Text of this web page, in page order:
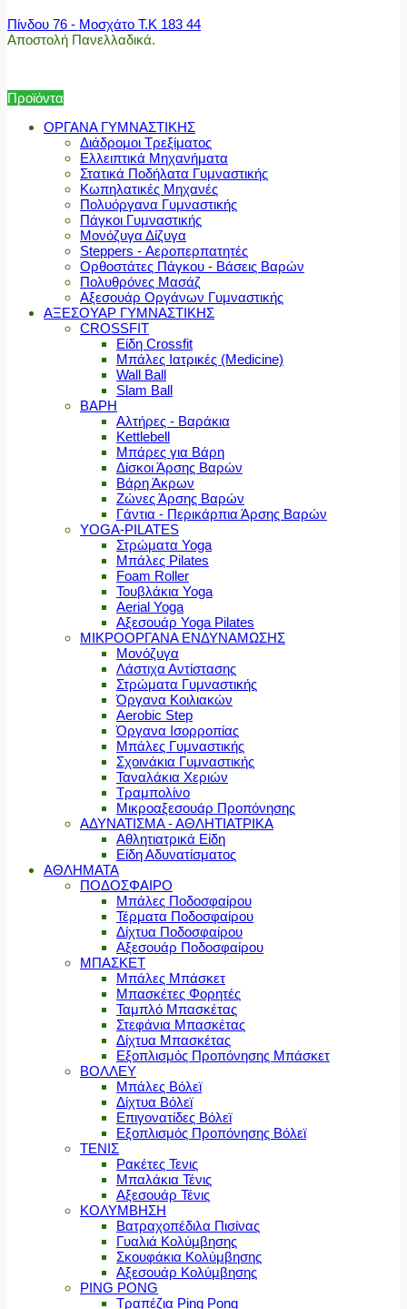
Πίνδου 76 - Μοσχάτο Τ.Κ 183 44
Αποστολή Πανελλαδικά.
Προϊόντα
ΟΡΓΑΝΑ ΓΥΜΝΑΣΤΙΚΗΣ
Διάδρομοι Τρεξίματος
Ελλειπτικά Μηχανήματα
Στατικά Ποδήλατα Γυμναστικής
Κωπηλατικές Μηχανές
Πολυόργανα Γυμναστικής
Πάγκοι Γυμναστικής
Μονόζυγα Δίζυγα
Steppers - Αεροπερπατητές
Ορθοστάτες Πάγκου - Βάσεις Βαρών
Πολυθρόνες Μασάζ
Αξεσουάρ Οργάνων Γυμναστικής
ΑΞΕΣΟΥΑΡ ΓΥΜΝΑΣΤΙΚΗΣ
CROSSFIT
Είδη Crossfit
Μπάλες Ιατρικές (Medicine)
Wall Ball
Slam Ball
ΒΑΡΗ
Αλτήρες - Βαράκια
Kettlebell
Μπάρες για Βάρη
Δίσκοι Άρσης Βαρών
Βάρη Άκρων
Ζώνες Άρσης Βαρών
Γάντια - Περικάρπια Άρσης Βαρών
YOGA-PILATES
Στρώματα Yoga
Μπάλες Pilates
Foam Roller
Τουβλάκια Yoga
Aerial Yoga
Αξεσουάρ Yoga Pilates
ΜΙΚΡΟΟΡΓΑΝΑ ΕΝΔΥΝΑΜΩΣΗΣ
Μονόζυγα
Λάστιχα Αντίστασης
Στρώματα Γυμναστικής
Όργανα Κοιλιακών
Aerobic Step
Όργανα Ισορροπίας
Μπάλες Γυμναστικής
Σχοινάκια Γυμναστικής
Ταναλάκια Χεριών
Τραμπολίνο
Μικροαξεσουάρ Προπόνησης
ΑΔΥΝΑΤΙΣΜΑ - ΑΘΛΗΤΙΑΤΡΙΚΑ
Αθλητιατρικά Είδη
Είδη Αδυνατίσματος
ΑΘΛΗΜΑΤΑ
ΠΟΔΟΣΦΑΙΡΟ
Μπάλες Ποδοσφαίρου
Τέρματα Ποδοσφαίρου
Δίχτυα Ποδοσφαίρου
Αξεσουάρ Ποδοσφαίρου
ΜΠΑΣΚΕΤ
Μπάλες Μπάσκετ
Μπασκέτες Φορητές
Ταμπλό Μπασκέτας
Στεφάνια Μπασκέτας
Δίχτυα Μπασκέτας
Εξοπλισμός Προπόνησης Μπάσκετ
ΒΟΛΛΕΥ
Μπάλες Βόλεϊ
Δίχτυα Βόλεϊ
Επιγονατίδες Βόλεϊ
Εξοπλισμός Προπόνησης Βόλεϊ
ΤΕΝΙΣ
Ρακέτες Τενις
Μπαλάκια Τένις
Αξεσουάρ Τένις
ΚΟΛΥΜΒΗΣΗ
Βατραχοπέδιλα Πισίνας
Γυαλιά Κολύμβησης
Σκουφάκια Κολύμβησης
Αξεσουάρ Κολύμβησης
PING PONG
Τραπέζια Ping Pong